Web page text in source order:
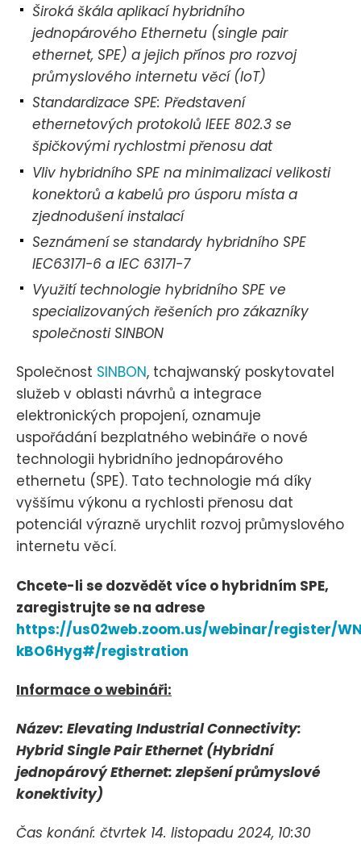
Široká škála aplikací hybridního
jednopárového Ethernetu (single pair
ethernet, SPE) a jejich přínos pro rozvoj
průmyslového internetu věcí (IoT)
Standardizace SPE: Představení
ethernetových protokolů IEEE 802.3 se
špičkovými rychlostmi přenosu dat
Vliv hybridního SPE na minimalizaci velikosti
konektorů a kabelů pro úsporu místa a
zjednodušení instalací
Seznámení se standardy hybridního SPE
IEC63171-6 a IEC 63171-7
Využití technologie hybridního SPE ve
specializovaných řešeních pro zákazníky
společnosti SINBON
Společnost SINBON, tchajwanský poskytovatel
služeb v oblasti návrhů a integrace
elektronických propojení, oznamuje
uspořádání bezplatného webináře o nové
technologii hybridního jednopárového
ethernetu (SPE). Tato technologie má díky
vyššímu výkonu a rychlosti přenosu dat
potenciál výrazně urychlit rozvoj průmyslového
internetu věcí.
Chcete-li se dozvědět více o hybridním SPE,
zaregistrujte se na adrese
https://us02web.zoom.us/webinar/register/
kBO6Hyg#/registration
Informace o webináři:
Název: Elevating Industrial Connectivity:
Hybrid Single Pair Ethernet (Hybridní
jednopárový Ethernet: zlepšení průmyslové
konektivity)
Čas konání: čtvrtek 14. listopadu 2024, 10:30